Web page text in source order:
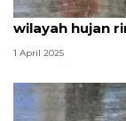
Lebaran
wilayah hujan
1 April 2025